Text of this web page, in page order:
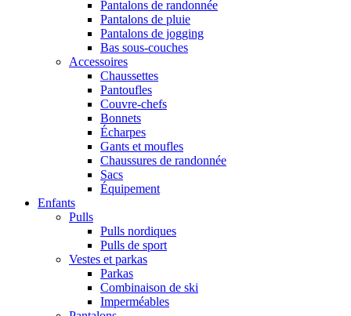
Pantalons de randonnée
Pantalons de pluie
Pantalons de jogging
Bas sous-couches
Accessoires
Chaussettes
Pantoufles
Couvre-chefs
Bonnets
Écharpes
Gants et moufles
Chaussures de randonnée
Sacs
Équipement
Enfants
Pulls
Pulls nordiques
Pulls de sport
Vestes et parkas
Parkas
Combinaison de ski
Imperméables